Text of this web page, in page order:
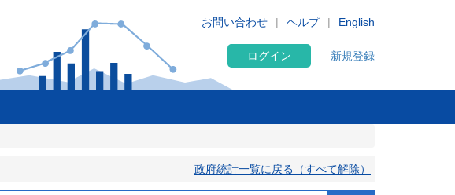
English
お問い合わせ ヘルプ
ログイン 新規登録
政府統計一覧に戻る（すべて解除）